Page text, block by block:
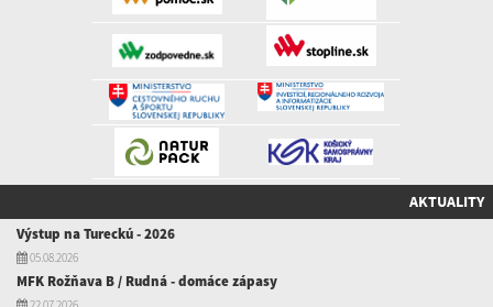
AKTUALITY
Výstup na Tureckú - 2026
05.08.2026
MFK Rožňava B / Rudná - domáce zápasy